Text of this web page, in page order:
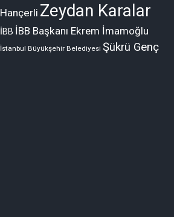
Hançerli Zeydan Karalar
İBB İBB Başkanı Ekrem İmamoğlu
İstanbul Büyükşehir Belediyesi Şükrü Genç